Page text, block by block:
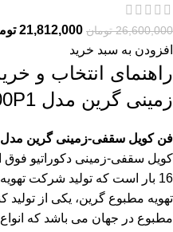
26,600,000 تومان 21,812,000
افزودن به سبد خرید
راهنمای انتخاب و
زمینی گرین مدل GFF800P1
فن کویل سقفی-زمینی گرین مدل GFF800P1
کویل سقفی-زمینی دکوراتیو فوق
16 بار است که تولید شرکت
تهویه مطبوع گرین، یکی از
مطبوع در جهان می باشد که